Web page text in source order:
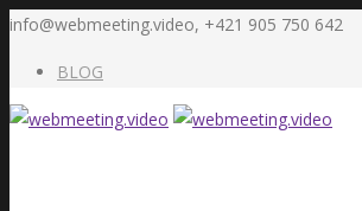
info@webmeeting.video, +421 905 750 642
BLOG